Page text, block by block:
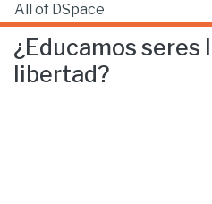
All of DSpace
Statistics
¿Educamos seres
libertad?